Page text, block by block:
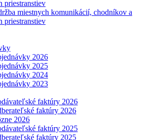
priestranstiev
miestnych komunikácií, chodníkov a
priestranstiev
2026
2025
2024
2023
faktúry 2026
faktúry 2026
2026
faktúry 2025
faktúry 2025